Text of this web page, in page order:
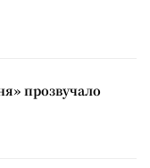
прозвучало